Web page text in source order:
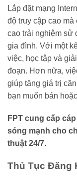
Lắp đặt mạng
độ truy cập cao
cao trải nghiệm sử
gia đình. Với một
việc, học tập và
đoạn. Hơn nữa,
giúp tăng giá trị
bạn muốn bán
FPT cung cấp
sóng mạnh cho
thuật 24/7.
Thủ Tục Đăng